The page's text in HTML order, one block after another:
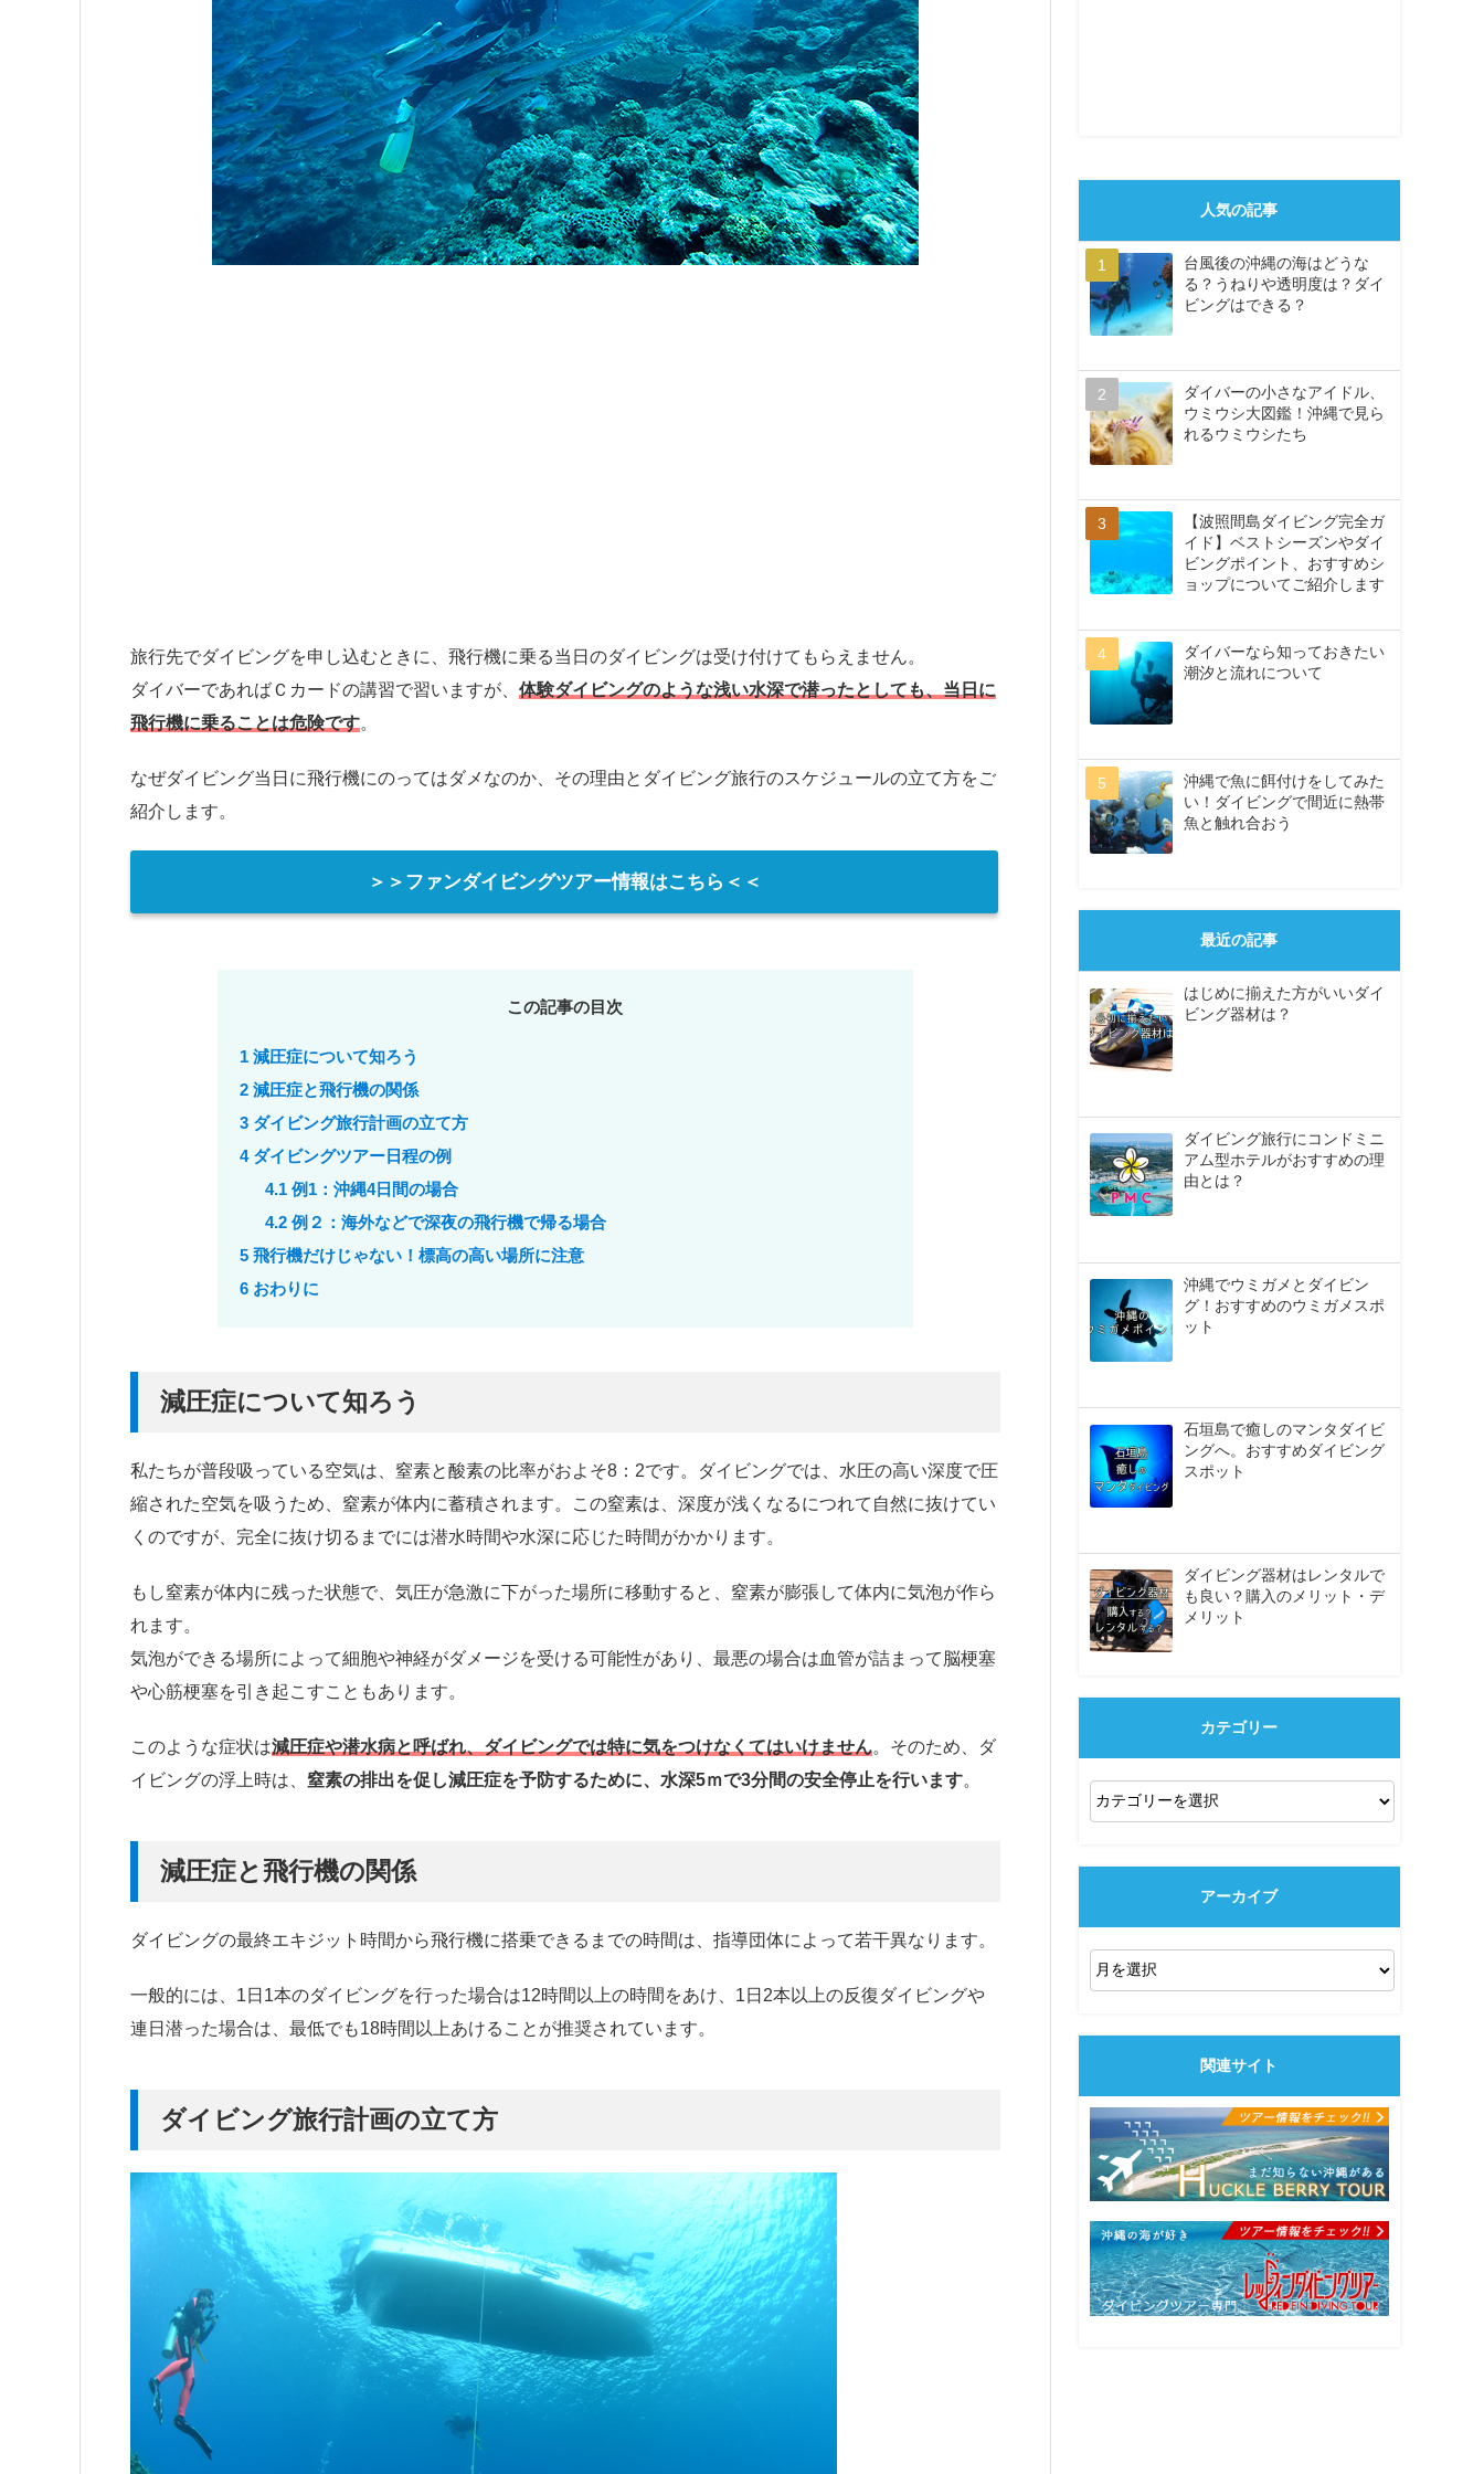
旅行先でダイビングを申し込むときに、飛行機に乗る当日のダイビングは受け付けてもらえません。
ダイバーであればＣカードの講習で習いますが、 体験ダイビングのような浅い水深で潜ったとしても、当日に
飛行機に乗ることは危険です。
なぜダイビング当日に飛行機にのってはダメなのか、その理由とダイビング旅行のスケジュールの立て方をご
紹介します。
＞＞ファンダイビングツアー情報はこちら＜＜
この記事の目次
1減圧症について知ろう
2減圧症と飛行機の関係
3ダイビング旅行計画の立て方
4ダイビングツアー日程の例
4.1例1：沖縄4日間の場合
4.2例２：海外などで深夜の飛行機で帰る場合
5飛行機だけじゃない！標高の高い場所に注意
6おわりに
減圧症について知ろう
私たちが普段吸っている空気は、窒素と酸素の比率がおよそ8：2です。ダイビングでは、水圧の高い深度で圧
縮された空気を吸うため、窒素が体内に蓄積されます。この窒素は、深度が浅くなるにつれて自然に抜けてい
くのですが、完全に抜け切るまでには潜水時間や水深に応じた時間がかかります。
もし窒素が体内に残った状態で、気圧が急激に下がった場所に移動すると、窒素が膨張して体内に気泡が作ら
れます。
気泡ができる場所によって細胞や神経がダメージを受ける可能性があり、最悪の場合は血管が詰まって脳梗塞
や心筋梗塞を引き起こすこともあります。
このような症状は減圧症や潜水病と呼ばれ、ダイビングでは特に気をつけなくてはいけません。そのため、ダ
イビングの浮上時は、 窒素の排出を促し減圧症を予防するために、水深5ｍで3分間の安全停止を行います。
減圧症と飛行機の関係
ダイビングの最終エキジット時間から飛行機に搭乗できるまでの時間は、指導団体によって若干異なります。
一般的には、1日1本のダイビングを行った場合は12時間以上の時間をあけ、1日2本以上の反復ダイビングや
連日潜った場合は、最低でも18時間以上あけることが推奨されています。
ダイビング旅行計画の立て方
人気の記事
台風後の沖縄の海はどうな
る？うねりや透明度は？ダイ
ビングはできる？
ダイバーの小さなアイドル、
ウミウシ大図鑑！沖縄で見ら
れるウミウシたち
【波照間島ダイビング完全ガ
イド】ベストシーズンやダイ
ビングポイント、おすすめシ
ョップについてご紹介します
ダイバーなら知っておきたい
潮汐と流れについて
沖縄で魚に餌付けをしてみた
い！ダイビングで間近に熱帯
魚と触れ合おう
最近の記事
はじめに揃えた方がいいダイ
ビング器材は？
ダイビング旅行にコンドミニ
アム型ホテルがおすすめの理
由とは？
沖縄でウミガメとダイビン
グ！おすすめのウミガメスポ
ット
石垣島で癒しのマンタダイビ
ングへ。おすすめダイビング
スポット
ダイビング器材はレンタルで
も良い？購入のメリット・デ
メリット
カテゴリー
アーカイブ
関連サイト